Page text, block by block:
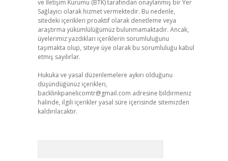
ve İletişim Kurumu (BTK) tarafından onaylanmış bir Yer
Sağlayıcı olarak hizmet vermektedir. Bu nedenle,
sitedeki içerikleri proaktif olarak denetleme veya
araştırma yükümlülüğümüz bulunmamaktadır. Ancak,
üyelerimiz yazdıkları içeriklerin sorumluluğunu
taşımakta olup, siteye üye olarak bu sorumluluğu kabul
etmiş sayılırlar.
Hukuka ve yasal düzenlemelere aykırı olduğunu
düşündüğünüz içerikleri,
backlinkpanelicomtr@gmail.com adresine bildirmeniz
halinde, ilgili içerikler yasal süre içerisinde sitemizden
kaldırılacaktır.